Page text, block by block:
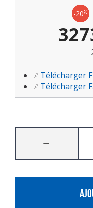
-20%
Télécharger
Télécharger